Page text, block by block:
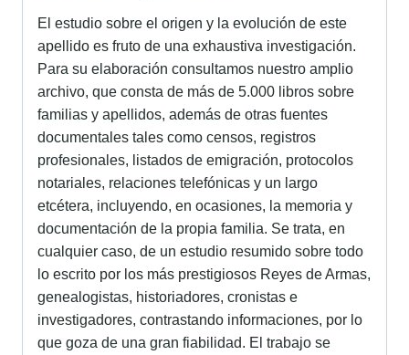
El estudio sobre el origen y la evolución de este
apellido es fruto de una exhaustiva investigación.
Para su elaboración consultamos nuestro amplio
archivo, que consta de más de 5.000 libros sobre
familias y apellidos, además de otras fuentes
documentales tales como censos, registros
profesionales, listados de emigración, protocolos
notariales, relaciones telefónicas y un largo
etcétera, incluyendo, en ocasiones, la memoria y
documentación de la propia familia. Se trata, en
cualquier caso, de un estudio resumido sobre todo
lo escrito por los más prestigiosos Reyes de Armas,
genealogistas, historiadores, cronistas e
investigadores, contrastando informaciones, por lo
que goza de una gran fiabilidad. El trabajo se